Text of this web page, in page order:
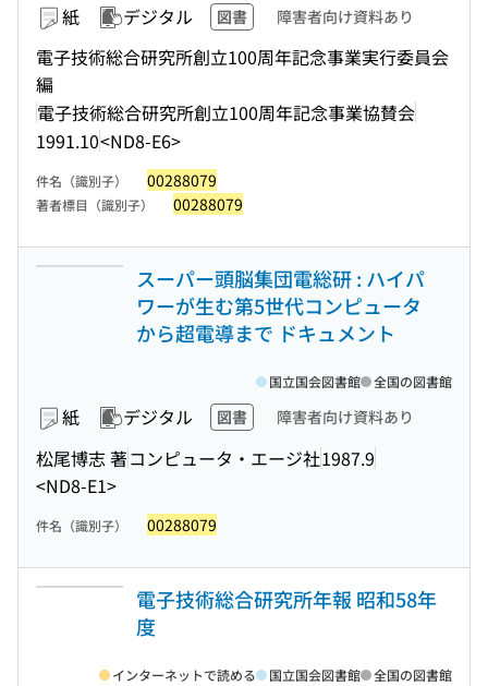
紙 デジタル 図書 障害者向け資料あり
電子技術総合研究所創立100周年記念事業実行委員会
編
電子技術総合研究所創立100周年記念事業協賛会
1991.10<ND8-E6>
件名（識別子） 00288079
著者標目（識別子） 00288079
スーパー頭脳集団電総研 : ハイパ
ワーが生む第5世代コンピュータ
から超電導まで ドキュメント
紙 デジタル 図書 障害者向け資料あり
松尾博志 著コンピュータ・エージ社1987.9
<ND8-E1>
国立国会図書館 全国の図書館
件名（識別子） 00288079
電子技術総合研究所年報 昭和58年
度
インターネットで読める 国立国会図書館 全国の図書館